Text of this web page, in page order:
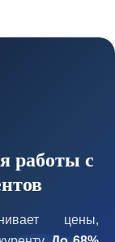
работы с
цены,